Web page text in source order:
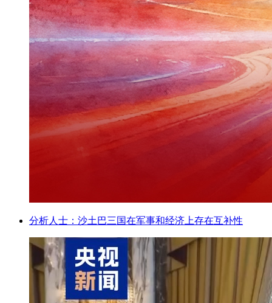
分析人士：沙土巴三国在军事和经济上存在互补性